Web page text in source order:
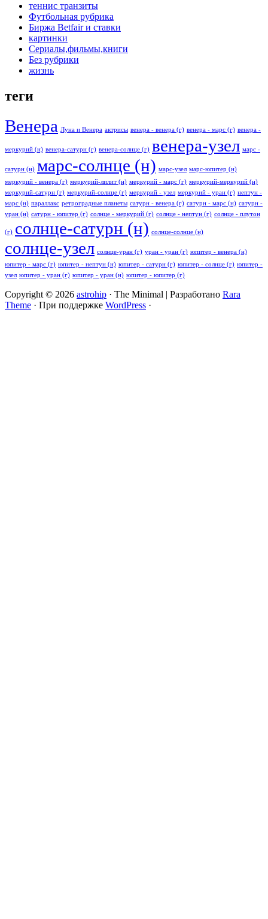
теннис транзиты
Футбольная рубрика
Биржа Betfair и ставки
картинки
Сериалы,фильмы,книги
Без рубрики
жизнь
теги
Венера Луна и Венера актрисы венера - венера (г) венера - марс (г) венера -
меркурий (н) венера-сатурн (г) венера-солнце (г) венера-узел марс -
сатурн (н) марс-солнце (н) марс-узел марс-юпитер (н)
меркурий - венера (г) меркурий-лилит (н) меркурий - марс (г) меркурий-меркурий (н)
меркурий-сатурн (г) меркурий-солнце (г) меркурий - узел меркурий - уран (г) нептун -
марс (н) параллакс ретроградные планеты сатурн - венера (г) сатурн - марс (н) сатурн -
уран (н) сатурн - юпитер (г) солнце - меркурий (г) солнце - нептун (г) солнце - плутон
(г) солнце-сатурн (н) солнце-солнце (н)
солнце-узел солнце-уран (г) уран - уран (г) юпитер - венера (н)
юпитер - марс (г) юпитер - нептун (н) юпитер - сатурн (г) юпитер - солнце (г) юпитер -
узел юпитер - уран (г) юпитер - уран (н) юпитер - юпитер (г)
Copyright © 2026 astrohip · The Minimal | Разработано Rara
Theme · При поддержке WordPress ·